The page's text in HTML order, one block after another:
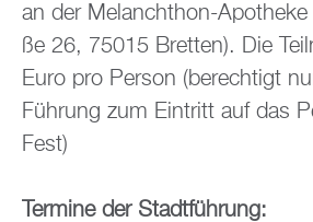
an der Me­lan­chthon-
ße 26, 75015 Brett­en). Die
Euro pro Per­son (be­rech­tigt
Füh­rung zum Ein­tritt auf das
Fest)
Ter­mi­ne der Stadt­füh­rung: